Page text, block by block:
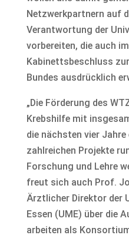
Netzwerkpartnern auf
Verantwortung der
vorbereiten, die auch
Kabinettsbeschluss
Bundes ausdrücklich
„Die Förderung des
Krebshilfe mit
die nächsten vier
zahlreichen Projekte
Forschung und Lehre
freut sich auch Prof.
Ärztlicher Direktor der
Essen (UME) über die
arbeiten als